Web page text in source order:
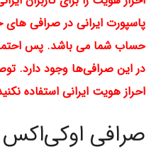
پاسپورت ایرانی در صرافی
حساب شما می باشد. پس
در این صرافی‌ها وجود دارد.
احراز هویت ایرانی استفاده
صرافی اوکی‌اکس